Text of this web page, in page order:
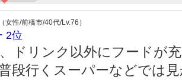
女性/前橋市/40代/Lv.76）
2位
ドリンク以外にフードが
段行くスーパーなどでは